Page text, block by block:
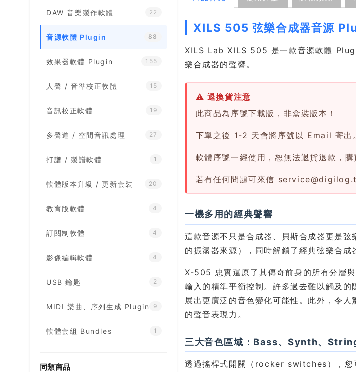
DAW 音樂製作軟體 22
音源軟體 Plugin 88
效果器軟體 Plugin 155
人聲 / 音準校正軟體 15
音訊校正軟體 19
多聲道 / 空間音訊處理 27
打譜 / 製譜軟體 1
軟體版本升級 / 更新套裝 20
教育版軟體 4
訂閱制軟體 4
影像編輯軟體 4
USB 鑰匙 2
MIDI 樂曲、序列生成 Plugin 9
軟體套組 Bundles 1
同類商品
XILS 505 弦樂合成器音源
XILS Lab XILS 505 是一款音源軟體
樂合成器的聲響。
⚠ 退換貨注意
此商品為序號下載版，非盒裝版本！
下單之後 1-2 天會將序號以 Email 寄出
軟體序號一經使用，恕無法退貨退款，購
若有任何問題可來信
一機多用的經典聲響
這款音源不只是合成器、貝斯合成器更是
的振盪器來源），同時解鎖了經典弦樂合成
X-505 忠實還原了其傳奇前身的所有分層
輸入的精準平衡控制。許多過去難以觸及
展出更廣泛的音色變化可能性。此外，令
的聲音表現力。
三大音色區域：Bass、Synth、
透過搖桿式開關（rocker switches），您